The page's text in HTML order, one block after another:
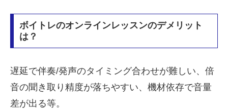
ボイトレのオンラインレッスンのデメリット
は？
遅延で伴奏/発声のタイミング合わせが難しい、倍
音の聞き取り精度が落ちやすい、機材依存で音量
差が出る等。